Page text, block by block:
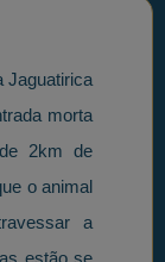
Jaguatirica
morta
2km de
o animal
a
estão se